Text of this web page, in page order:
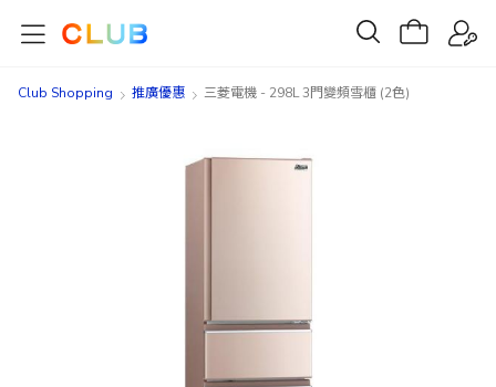
Club Shopping 推廣優惠 三菱電機 - 298L 3門變頻雪櫃 (2色)